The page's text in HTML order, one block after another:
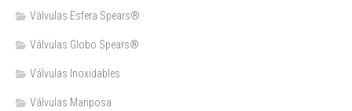
Válvulas Esfera Spears®
Válvulas Globo Spears®
Válvulas Inoxidables
Válvulas Mariposa